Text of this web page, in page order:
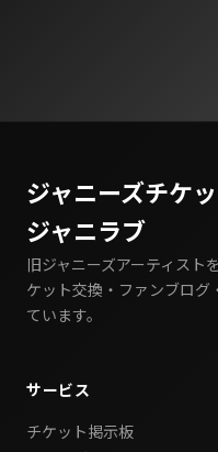
ジャニーズチケ
ジャニラブ
旧ジャニーズアーティスト
ケット交換・ファンブログ
ています。
サービス
チケット掲示板